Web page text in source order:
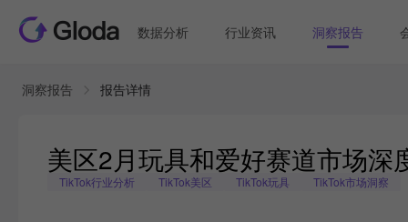
数据分析 行业资讯 洞察报告
洞察报告 报告详情
美区2月玩具和爱好赛道市场
TikTok行业分析 TikTok美区 TikTok玩具 TikTok市场洞察